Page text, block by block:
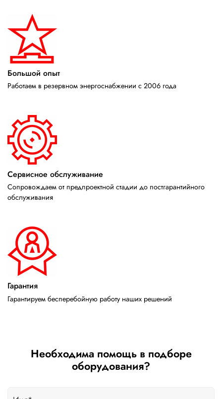
Большой опыт
Работаем в резервном энергоснабжении с 2006 года
Сервисное обслуживание
Сопровождаем от предпроектной стадии до постгарантийного
обслуживания
Гарантия
Гарантируем бесперебойную работу наших решений
Необходима помощь в подборе
оборудования?